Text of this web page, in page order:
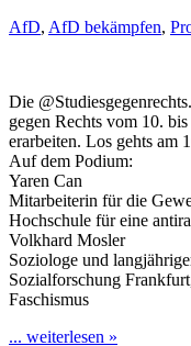
AfD, AfD bekämpfen,
Die
gegen Rechts vom 10.
erarbeiten. Los gehts am
Auf dem Podium:
Yaren Can
Mitarbeiterin für die
Hochschule für eine
Volkhard Mosler
Soziologe und
Sozialforschung
Faschismus
... weiterlesen »